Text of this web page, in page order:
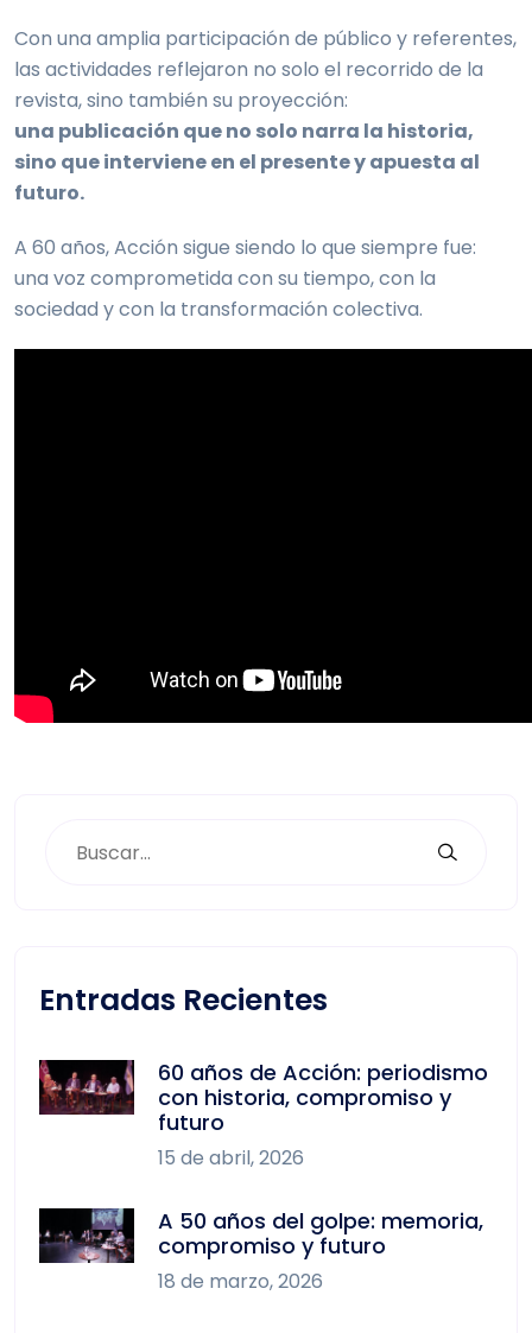
Con una amplia participación de público y referentes,
las actividades reflejaron no solo el recorrido de la
revista, sino también su proyección:
una publicación que no solo narra la historia,
sino que interviene en el presente y apuesta al
futuro.
A 60 años, Acción sigue siendo lo que siempre fue:
una voz comprometida con su tiempo, con la
sociedad y con la transformación colectiva.
Entradas Recientes
60 años de Acción: periodismo
con historia, compromiso y
futuro
15 de abril, 2026
A 50 años del golpe: memoria,
compromiso y futuro
18 de marzo, 2026